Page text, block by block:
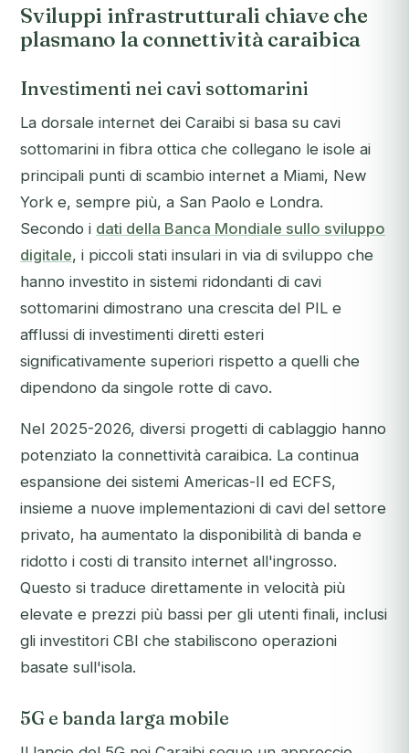
Sviluppi infrastrutturali chiave che
plasmano la connettività caraibica
Investimenti nei cavi sottomarini
La dorsale internet dei Caraibi si basa su cavi
sottomarini in fibra ottica che collegano le isole ai
principali punti di scambio internet a Miami, New
York e, sempre più, a San Paolo e Londra.
Secondo i dati della Banca Mondiale sullo sviluppo
digitale, i piccoli stati insulari in via di sviluppo che
hanno investito in sistemi ridondanti di cavi
sottomarini dimostrano una crescita del PIL e
afflussi di investimenti diretti esteri
significativamente superiori rispetto a quelli che
dipendono da singole rotte di cavo.
Nel 2025-2026, diversi progetti di cablaggio hanno
potenziato la connettività caraibica. La continua
espansione dei sistemi Americas-II ed ECFS,
insieme a nuove implementazioni di cavi del settore
privato, ha aumentato la disponibilità di banda e
ridotto i costi di transito internet all'ingrosso.
Questo si traduce direttamente in velocità più
elevate e prezzi più bassi per gli utenti finali, inclusi
gli investitori CBI che stabiliscono operazioni
basate sull'isola.
5G e banda larga mobile